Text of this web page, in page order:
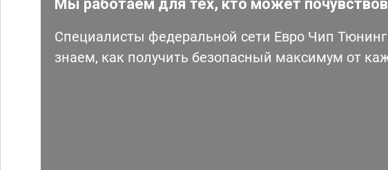
Мы работаем для тех, кто может
Специалисты федеральной сети Евро Чип
знаем, как получить безопасный максимум от